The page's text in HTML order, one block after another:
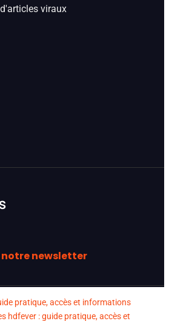
viraux
newsletter
pratique, accès et informations
hdfever : guide pratique, accès et